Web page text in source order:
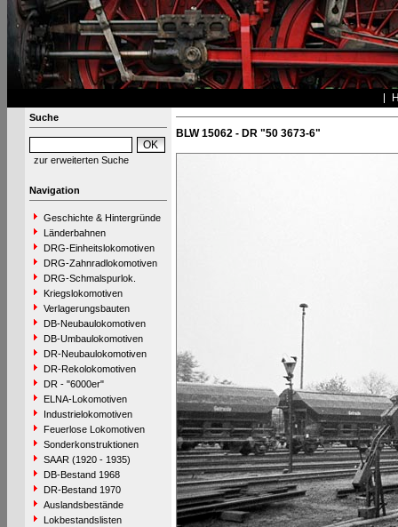
Suche
zur erweiterten Suche
Navigation
Geschichte & Hintergründe
Länderbahnen
DRG-Einheitslokomotiven
DRG-Zahnradlokomotiven
DRG-Schmalspurlok.
Kriegslokomotiven
Verlagerungsbauten
DB-Neubaulokomotiven
DB-Umbaulokomotiven
DR-Neubaulokomotiven
DR-Rekolokomotiven
DR - "6000er"
ELNA-Lokomotiven
Industrielokomotiven
Feuerlose Lokomotiven
Sonderkonstruktionen
SAAR (1920 - 1935)
DB-Bestand 1968
DR-Bestand 1970
Auslandsbestände
Lokbestandslisten
BLW 15062 - DR "50 3673-6"